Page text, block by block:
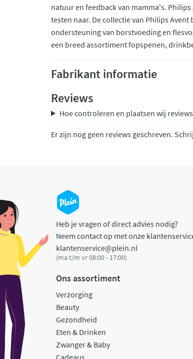
natuur en feedback van mamma's.
testen naar. De collectie van Philips
ondersteuning van borstvoeding en
een breed assortiment fopspenen,
Fabrikant informatie
Reviews
Hoe controleren en plaatsen wij
Er zijn nog geen reviews geschreven.
Heb je vragen of direct advies nodig?
Neem contact op met onze
klantenservice@plein.nl
(ma t/m vr 08:00 - 17:00)
Ons assortiment
Verzorging
Beauty
Gezondheid
Eten & Drinken
Zwanger & Baby